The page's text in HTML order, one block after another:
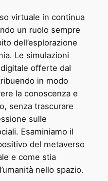
virtuale in continua
un ruolo sempre
dell’esplorazione
Le simulazioni
offerte dal
in modo
la conoscenza e
senza trascurare
sulle
Esaminiamo il
del metaverso
e come stia
nello spazio.